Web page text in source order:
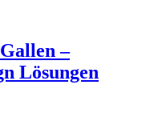
–
Lösungen